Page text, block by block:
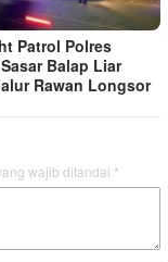
Patrol Polres
Balap Liar
Rawan Longsor
wajib ditandai *